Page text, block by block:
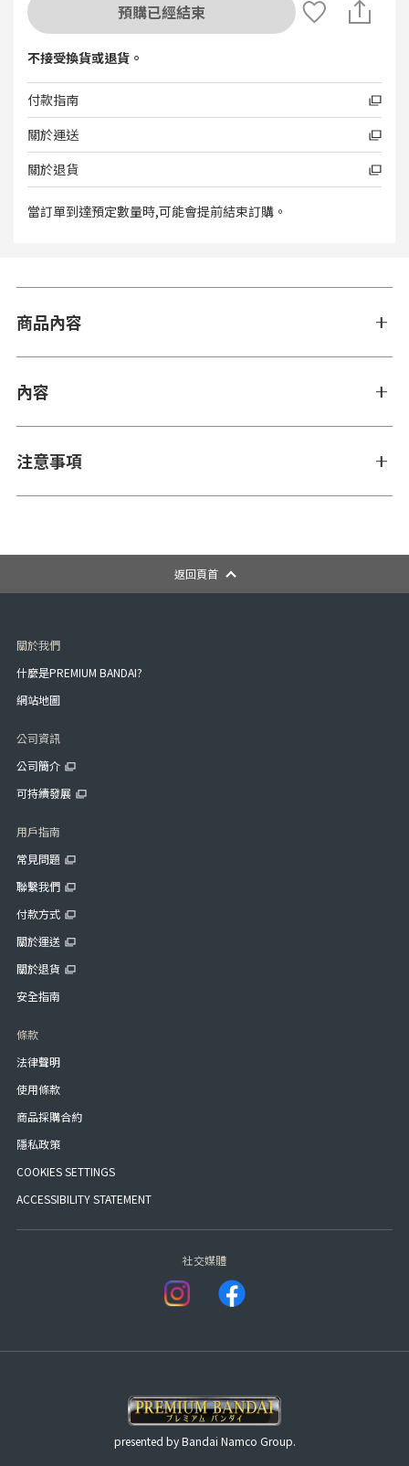
預購已經結束
不接受換貨或退貨。
付款指南
關於運送
關於退貨
當訂單到達預定數量時,可能會提前結束訂購。
商品內容
內容
注意事項
返回頁首
關於我們
什麼是PREMIUM BANDAI?
網站地圖
公司資訊
公司簡介
可持續發展
用戶指南
常見問題
聯繫我們
付款方式
關於運送
關於退貨
安全指南
條款
法律聲明
使用條款
商品採購合約
隱私政策
COOKIES SETTINGS
ACCESSIBILITY STATEMENT
社交媒體
presented by Bandai Namco Group.